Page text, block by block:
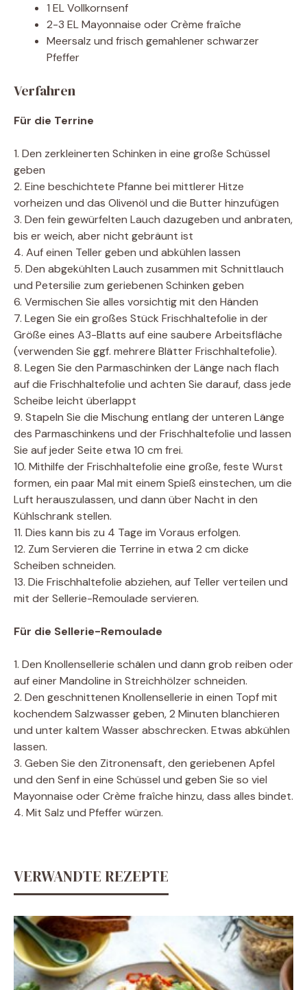
1 EL Vollkornsenf
2-3 EL Mayonnaise oder Crème fraîche
Meersalz und frisch gemahlener schwarzer
Pfeffer
Verfahren
Für die Terrine
1. Den zerkleinerten Schinken in eine große Schüssel
geben
2. Eine beschichtete Pfanne bei mittlerer Hitze
vorheizen und das Olivenöl und die Butter hinzufügen
3. Den fein gewürfelten Lauch dazugeben und anbraten,
bis er weich, aber nicht gebräunt ist
4. Auf einen Teller geben und abkühlen lassen
5. Den abgekühlten Lauch zusammen mit Schnittlauch
und Petersilie zum geriebenen Schinken geben
6. Vermischen Sie alles vorsichtig mit den Händen
7. Legen Sie ein großes Stück Frischhaltefolie in der
Größe eines A3-Blatts auf eine saubere Arbeitsfläche
(verwenden Sie ggf. mehrere Blätter Frischhaltefolie).
8. Legen Sie den Parmaschinken der Länge nach flach
auf die Frischhaltefolie und achten Sie darauf, dass jede
Scheibe leicht überlappt
9. Stapeln Sie die Mischung entlang der unteren Länge
des Parmaschinkens und der Frischhaltefolie und lassen
Sie auf jeder Seite etwa 10 cm frei.
10. Mithilfe der Frischhaltefolie eine große, feste Wurst
formen, ein paar Mal mit einem Spieß einstechen, um die
Luft herauszulassen, und dann über Nacht in den
Kühlschrank stellen.
11. Dies kann bis zu 4 Tage im Voraus erfolgen.
12. Zum Servieren die Terrine in etwa 2 cm dicke
Scheiben schneiden.
13. Die Frischhaltefolie abziehen, auf Teller verteilen und
mit der Sellerie-Remoulade servieren.
Für die Sellerie-Remoulade
1. Den Knollensellerie schälen und dann grob reiben oder
auf einer Mandoline in Streichhölzer schneiden.
2. Den geschnittenen Knollensellerie in einen Topf mit
kochendem Salzwasser geben, 2 Minuten blanchieren
und unter kaltem Wasser abschrecken. Etwas abkühlen
lassen.
3. Geben Sie den Zitronensaft, den geriebenen Apfel
und den Senf in eine Schüssel und geben Sie so viel
Mayonnaise oder Crème fraîche hinzu, dass alles bindet.
4. Mit Salz und Pfeffer würzen.
VERWANDTE REZEPTE